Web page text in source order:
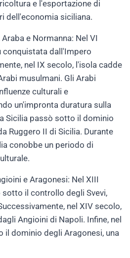
e l'esportazione di
dell'economia siciliana.
e Normanna: Nel VI
conquistata dall'Impero
nel IX secolo, l'isola cadde
musulmani. Gli Arabi
culturali e
un'impronta duratura sulla
Sicilia passò sotto il dominio
Ruggero II di Sicilia. Durante
conobbe un periodo di
e Aragonesi: Nel XIII
il controllo degli Svevi,
nel XIV secolo,
Angioini di Napoli. Infine, nel
il dominio degli Aragonesi, una